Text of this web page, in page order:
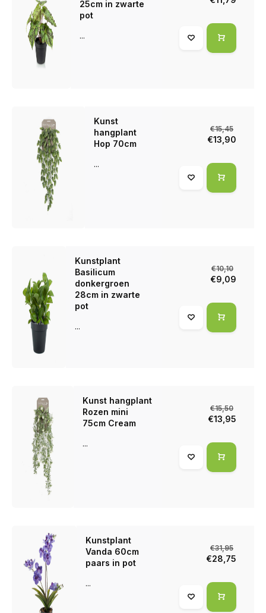
Een leuke kunstplant kopen? Veel mensen gingen je al voor!
Kunstplanten worden steeds populairder als decoratie in
zowel woningen als bedrijven, en dat is natuurlijk niet zonder
reden. Als je je interieur of kantoor een extra dimensie wilt
geven met een stukje groen, dan is een kunstplant vast en
25cm in zwarte
pot
...
Kunst
hangplant
Hop 70cm
...
€15,45
€13,90
Kunstplant
Basilicum
donkergroen
28cm in zwarte
pot
...
€10,10
€9,09
Kunst hangplant
Rozen mini
75cm Cream
...
€15,50
€13,95
Kunstplant
Vanda 60cm
paars in pot
...
€31,95
€28,75